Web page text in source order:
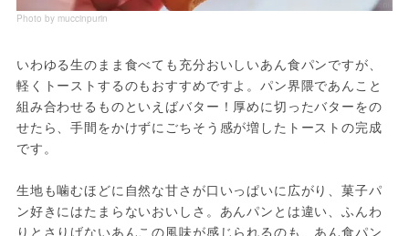
Photo by muccinpurin
いわゆる生のまま食べても充分おいしいあん食パンですが、
軽くトーストするのもおすすめですよ。パン界隈であんこと
組み合わせるものといえばバター！厚めに切ったバターをの
せたら、手間をかけずにごちそう感が増したトーストの完成
です。
生地も噛むほどに自然な甘さが口いっぱいに広がり、菓子パ
ン好きにはたまらないおいしさ。あんパンとは違い、ふんわ
りとさりげないあんこの風味が感じられるのも、あん食パン